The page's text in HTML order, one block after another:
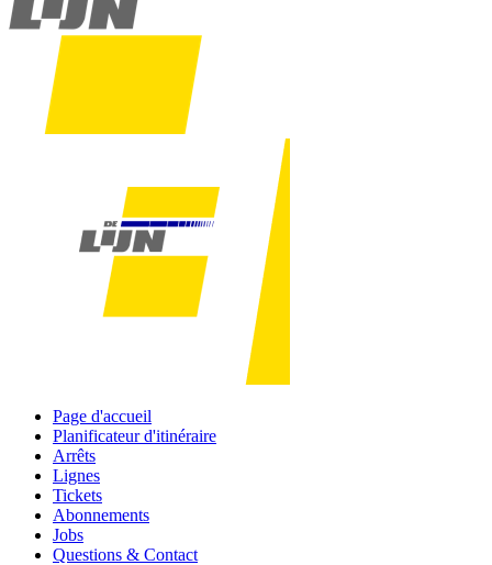
Page d'accueil
Planificateur d'itinéraire
Arrêts
Lignes
Tickets
Abonnements
Jobs
Questions & Contact